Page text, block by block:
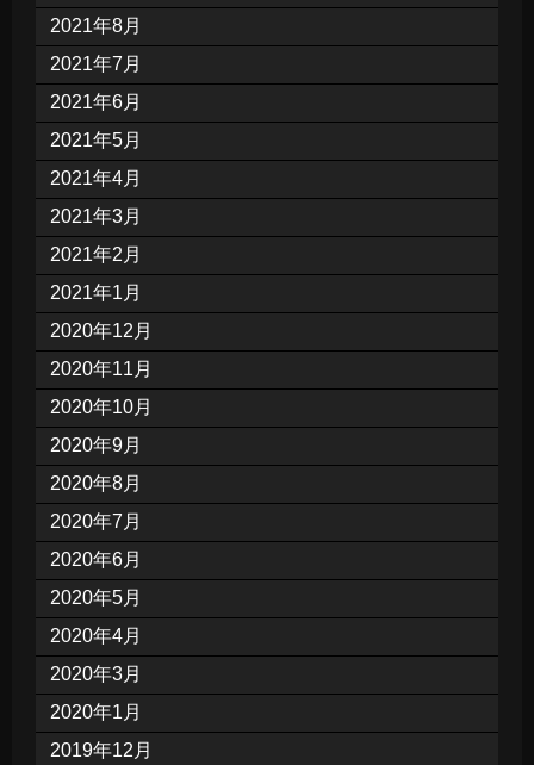
2021年8月
2021年7月
2021年6月
2021年5月
2021年4月
2021年3月
2021年2月
2021年1月
2020年12月
2020年11月
2020年10月
2020年9月
2020年8月
2020年7月
2020年6月
2020年5月
2020年4月
2020年3月
2020年1月
2019年12月